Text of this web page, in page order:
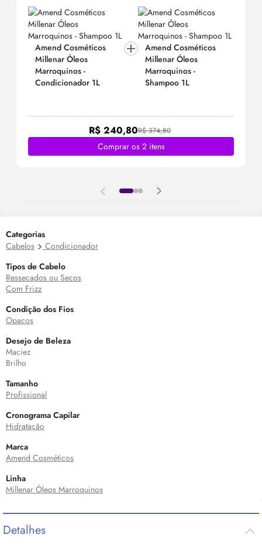
Amend Cosméticos
Millenar Óleos
Marroquinos -
Condicionador 1L
Amend Cosméticos
Millenar Óleos
Marroquinos -
Shampoo 1L
R$ 374,80
R$ 240,80
Comprar os 2 itens
Categorias
Cabelos
Condicionador
Tipos de Cabelo
Ressecados ou Secos
Com Frizz
Condição dos Fios
Opacos
Desejo de Beleza
Maciez
Brilho
Tamanho
Profissional
Cronograma Capilar
Hidratação
Marca
Amend Cosméticos
Linha
Millenar Óleos Marroquinos
Detalhes